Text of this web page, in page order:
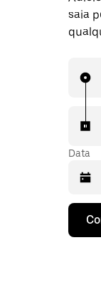
saia
Data
seta